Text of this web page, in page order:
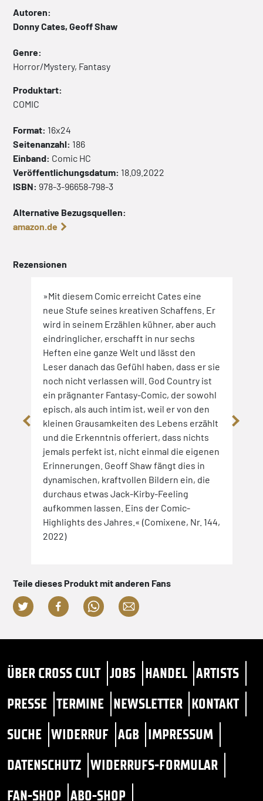
Autoren:
Donny Cates, Geoff Shaw
Genre:
Horror/Mystery, Fantasy
Produktart:
COMIC
Format: 16x24
Seitenanzahl: 186
Einband: Comic HC
Veröffentlichungsdatum: 18.09.2022
ISBN: 978-3-96658-798-3
Alternative Bezugsquellen:
amazon.de
Rezensionen
»Mit diesem Comic erreicht Cates eine
neue Stufe seines kreativen Schaffens. Er
wird in seinem Erzählen kühner, aber auch
eindringlicher, erschafft in nur sechs
Heften eine ganze Welt und lässt den
Leser danach das Gefühl haben, dass er sie
noch nicht verlassen will. God Country ist
ein prägnanter Fantasy-Comic, der sowohl
episch, als auch intim ist, weil er von den
kleinen Grausamkeiten des Lebens erzählt
und die Erkenntnis offeriert, dass nichts
jemals perfekt ist, nicht einmal die eigenen
Erinnerungen. Geoff Shaw fängt dies in
dynamischen, kraftvollen Bildern ein, die
durchaus etwas Jack-Kirby-Feeling
aufkommen lassen. Eins der Comic-
Highlights des Jahres.« (Comixene, Nr. 144,
2022)
Teile dieses Produkt mit anderen Fans
ÜBER CROSS CULT JOBS HANDEL ARTISTS
PRESSE TERMINE NEWSLETTER KONTAKT
SUCHE WIDERRUF AGB IMPRESSUM
DATENSCHUTZ WIDERRUFS-FORMULAR
FAN-SHOP ABO-SHOP